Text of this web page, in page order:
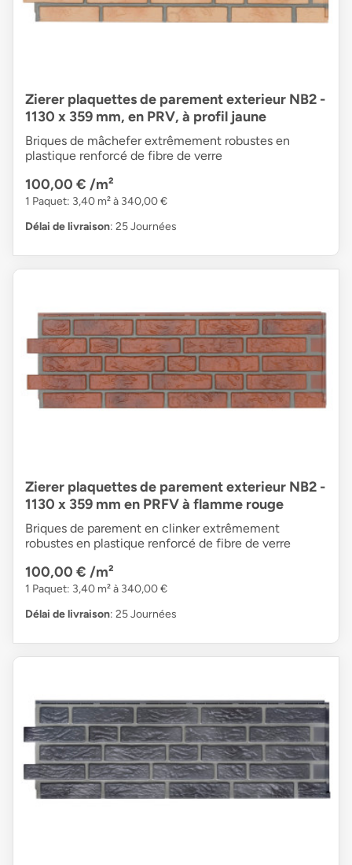
Zierer plaquettes de parement exterieur NB2 -
1130 x 359 mm, en PRV, à profil jaune
Briques de mâchefer extrêmement robustes en
plastique renforcé de fibre de verre
100,00 € /m²
1 Paquet: 3,40 m² à 340,00 €
Délai de livraison: 25 Journées
Zierer plaquettes de parement exterieur NB2 -
1130 x 359 mm en PRFV à flamme rouge
Briques de parement en clinker extrêmement
robustes en plastique renforcé de fibre de verre
100,00 € /m²
1 Paquet: 3,40 m² à 340,00 €
Délai de livraison: 25 Journées